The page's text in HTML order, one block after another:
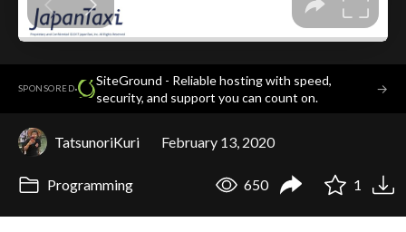
SPONSORED·
SiteGround - Reliable hosting with speed,
security, and support you can count on.
→
TatsunoriKuri February 13, 2020
Programming 650 1